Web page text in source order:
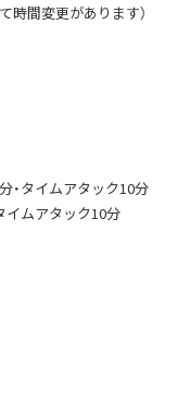
時間変更があります）
・タイムアタック10分
イムアタック10分